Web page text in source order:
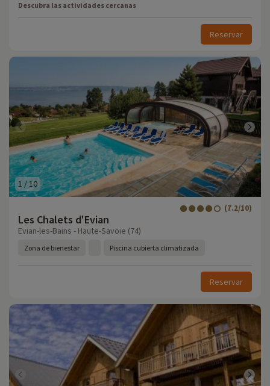
Descubra las actividades cercanas
Reservar
1 /10
Les Chalets d'Evian
(7.2/10)
Evian-les-Bains - Haute-Savoie (74)
Zona de bienestar Piscina cubierta climatizada
Reservar